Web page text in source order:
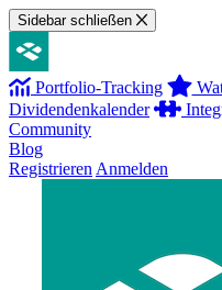
Sidebar schließen
Portfolio-Tracking
Dividendenkalender
Community
Blog
Registrieren Anmelden